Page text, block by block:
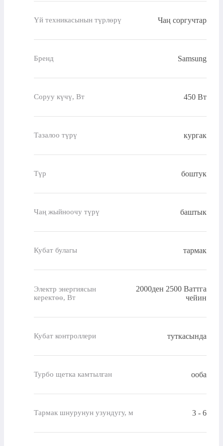
Үй техникасынын түрлөрү Чаң соргучтар
Бренд Samsung
Соруу күчү, Вт 450 Вт
Тазалоо түрү кургак
Түр боштук
Чаң жыйноочу түрү баштык
Кубат булагы тармак
Электр энергиясын
керектөө, Вт
2000ден 2500 Ваттга
чейин
Кубат контроллери туткасында
Турбо щетка камтылган ооба
Тармак шнурунун узундугу, м 3 - 6